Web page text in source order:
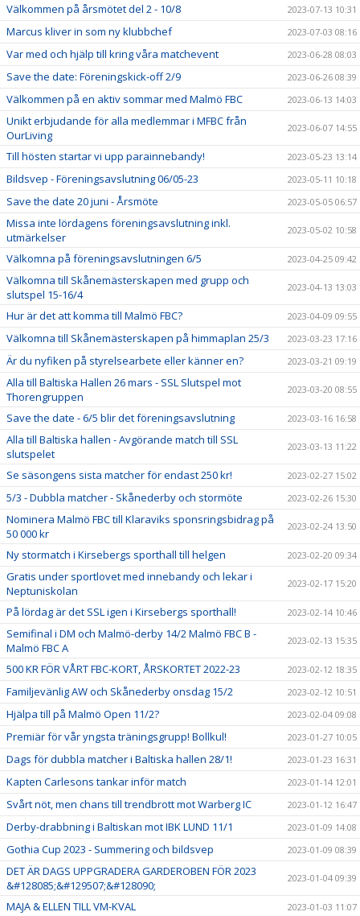
Välkommen på årsmötet del 2 - 10/8 2023-07-13 10:31
Marcus kliver in som ny klubbchef 2023-07-03 08:16
Var med och hjälp till kring våra matchevent 2023-06-28 08:03
Save the date: Föreningskick-off 2/9 2023-06-26 08:39
Välkommen på en aktiv sommar med Malmö FBC 2023-06-13 14:03
Unikt erbjudande för alla medlemmar i MFBC från
OurLiving
2023-06-07 14:55
Till hösten startar vi upp parainnebandy! 2023-05-23 13:14
Bildsvep - Föreningsavslutning 06/05-23 2023-05-11 10:18
Save the date 20 juni - Årsmöte 2023-05-05 06:57
Missa inte lördagens föreningsavslutning inkl.
utmärkelser
2023-05-02 10:58
Välkomna på föreningsavslutningen 6/5 2023-04-25 09:42
Välkomna till Skånemästerskapen med grupp och
slutspel 15-16/4
2023-04-13 13:03
Hur är det att komma till Malmö FBC? 2023-04-09 09:55
Välkomna till Skånemästerskapen på himmaplan 25/3 2023-03-23 17:16
Är du nyfiken på styrelsearbete eller känner en? 2023-03-21 09:19
Alla till Baltiska Hallen 26 mars - SSL Slutspel mot
Thorengruppen
2023-03-20 08:55
Save the date - 6/5 blir det föreningsavslutning 2023-03-16 16:58
Alla till Baltiska hallen - Avgörande match till SSL
slutspelet
2023-03-13 11:22
Se säsongens sista matcher för endast 250 kr! 2023-02-27 15:02
5/3 - Dubbla matcher - Skånederby och stormöte 2023-02-26 15:30
Nominera Malmö FBC till Klaraviks sponsringsbidrag på
50 000 kr
2023-02-24 13:50
Ny stormatch i Kirsebergs sporthall till helgen 2023-02-20 09:34
Gratis under sportlovet med innebandy och lekar i
Neptuniskolan
2023-02-17 15:20
På lördag är det SSL igen i Kirsebergs sporthall! 2023-02-14 10:46
Semifinal i DM och Malmö-derby 14/2 Malmö FBC B -
Malmö FBC A
2023-02-13 15:35
500 KR FÖR VÅRT FBC-KORT, ÅRSKORTET 2022-23 2023-02-12 18:35
Familjevänlig AW och Skånederby onsdag 15/2 2023-02-12 10:51
Hjälpa till på Malmö Open 11/2? 2023-02-04 09:08
Premiär för vår yngsta träningsgrupp! Bollkul! 2023-01-27 10:05
Dags för dubbla matcher i Baltiska hallen 28/1! 2023-01-23 16:31
Kapten Carlesons tankar inför match 2023-01-14 12:01
Svårt nöt, men chans till trendbrott mot Warberg IC 2023-01-12 16:47
Derby-drabbning i Baltiskan mot IBK LUND 11/1 2023-01-09 14:08
Gothia Cup 2023 - Summering och bildsvep 2023-01-09 08:39
DET ÄR DAGS UPPGRADERA GARDEROBEN FÖR 2023
&#128085;&#129507;&#128090;
2023-01-04 09:39
MAJA & ELLEN TILL VM-KVAL 2023-01-03 11:07